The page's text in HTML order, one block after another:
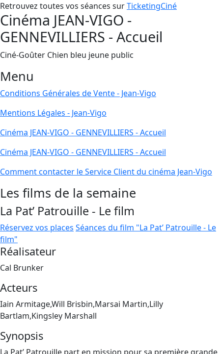
Retrouvez toutes vos séances surTicketingCiné
Cinéma JEAN-VIGO -
GENNEVILLIERS - Accueil
Ciné-Goûter Chien bleu jeune public
Menu
Conditions Générales de Vente - Jean-Vigo
Mentions Légales - Jean-Vigo
Cinéma JEAN-VIGO - GENNEVILLIERS - Accueil
Cinéma JEAN-VIGO - GENNEVILLIERS - Accueil
Comment contacter le Service Client du cinéma Jean-Vigo
Les films de la semaine
La Pat’ Patrouille - Le film
Réservez vos places Séances du film "La Pat’ Patrouille - Le
film"
Réalisateur
Cal Brunker
Acteurs
Iain Armitage,Will Brisbin,Marsai Martin,Lilly
Bartlam,Kingsley Marshall
Synopsis